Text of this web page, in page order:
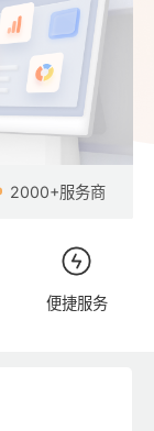
2000+服务商
便捷服务